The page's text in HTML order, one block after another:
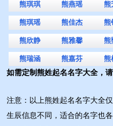
熊琪琪 熊燕瑶 熊
熊琪瑶 熊佳杰 熊
熊欣静 熊雅馨 熊
熊瑞涵 熊嘉芬 熊
如需定制熊姓起名名字大全，请
注意：以上熊姓起名名字大全
生辰信息不同，适合的名字也各